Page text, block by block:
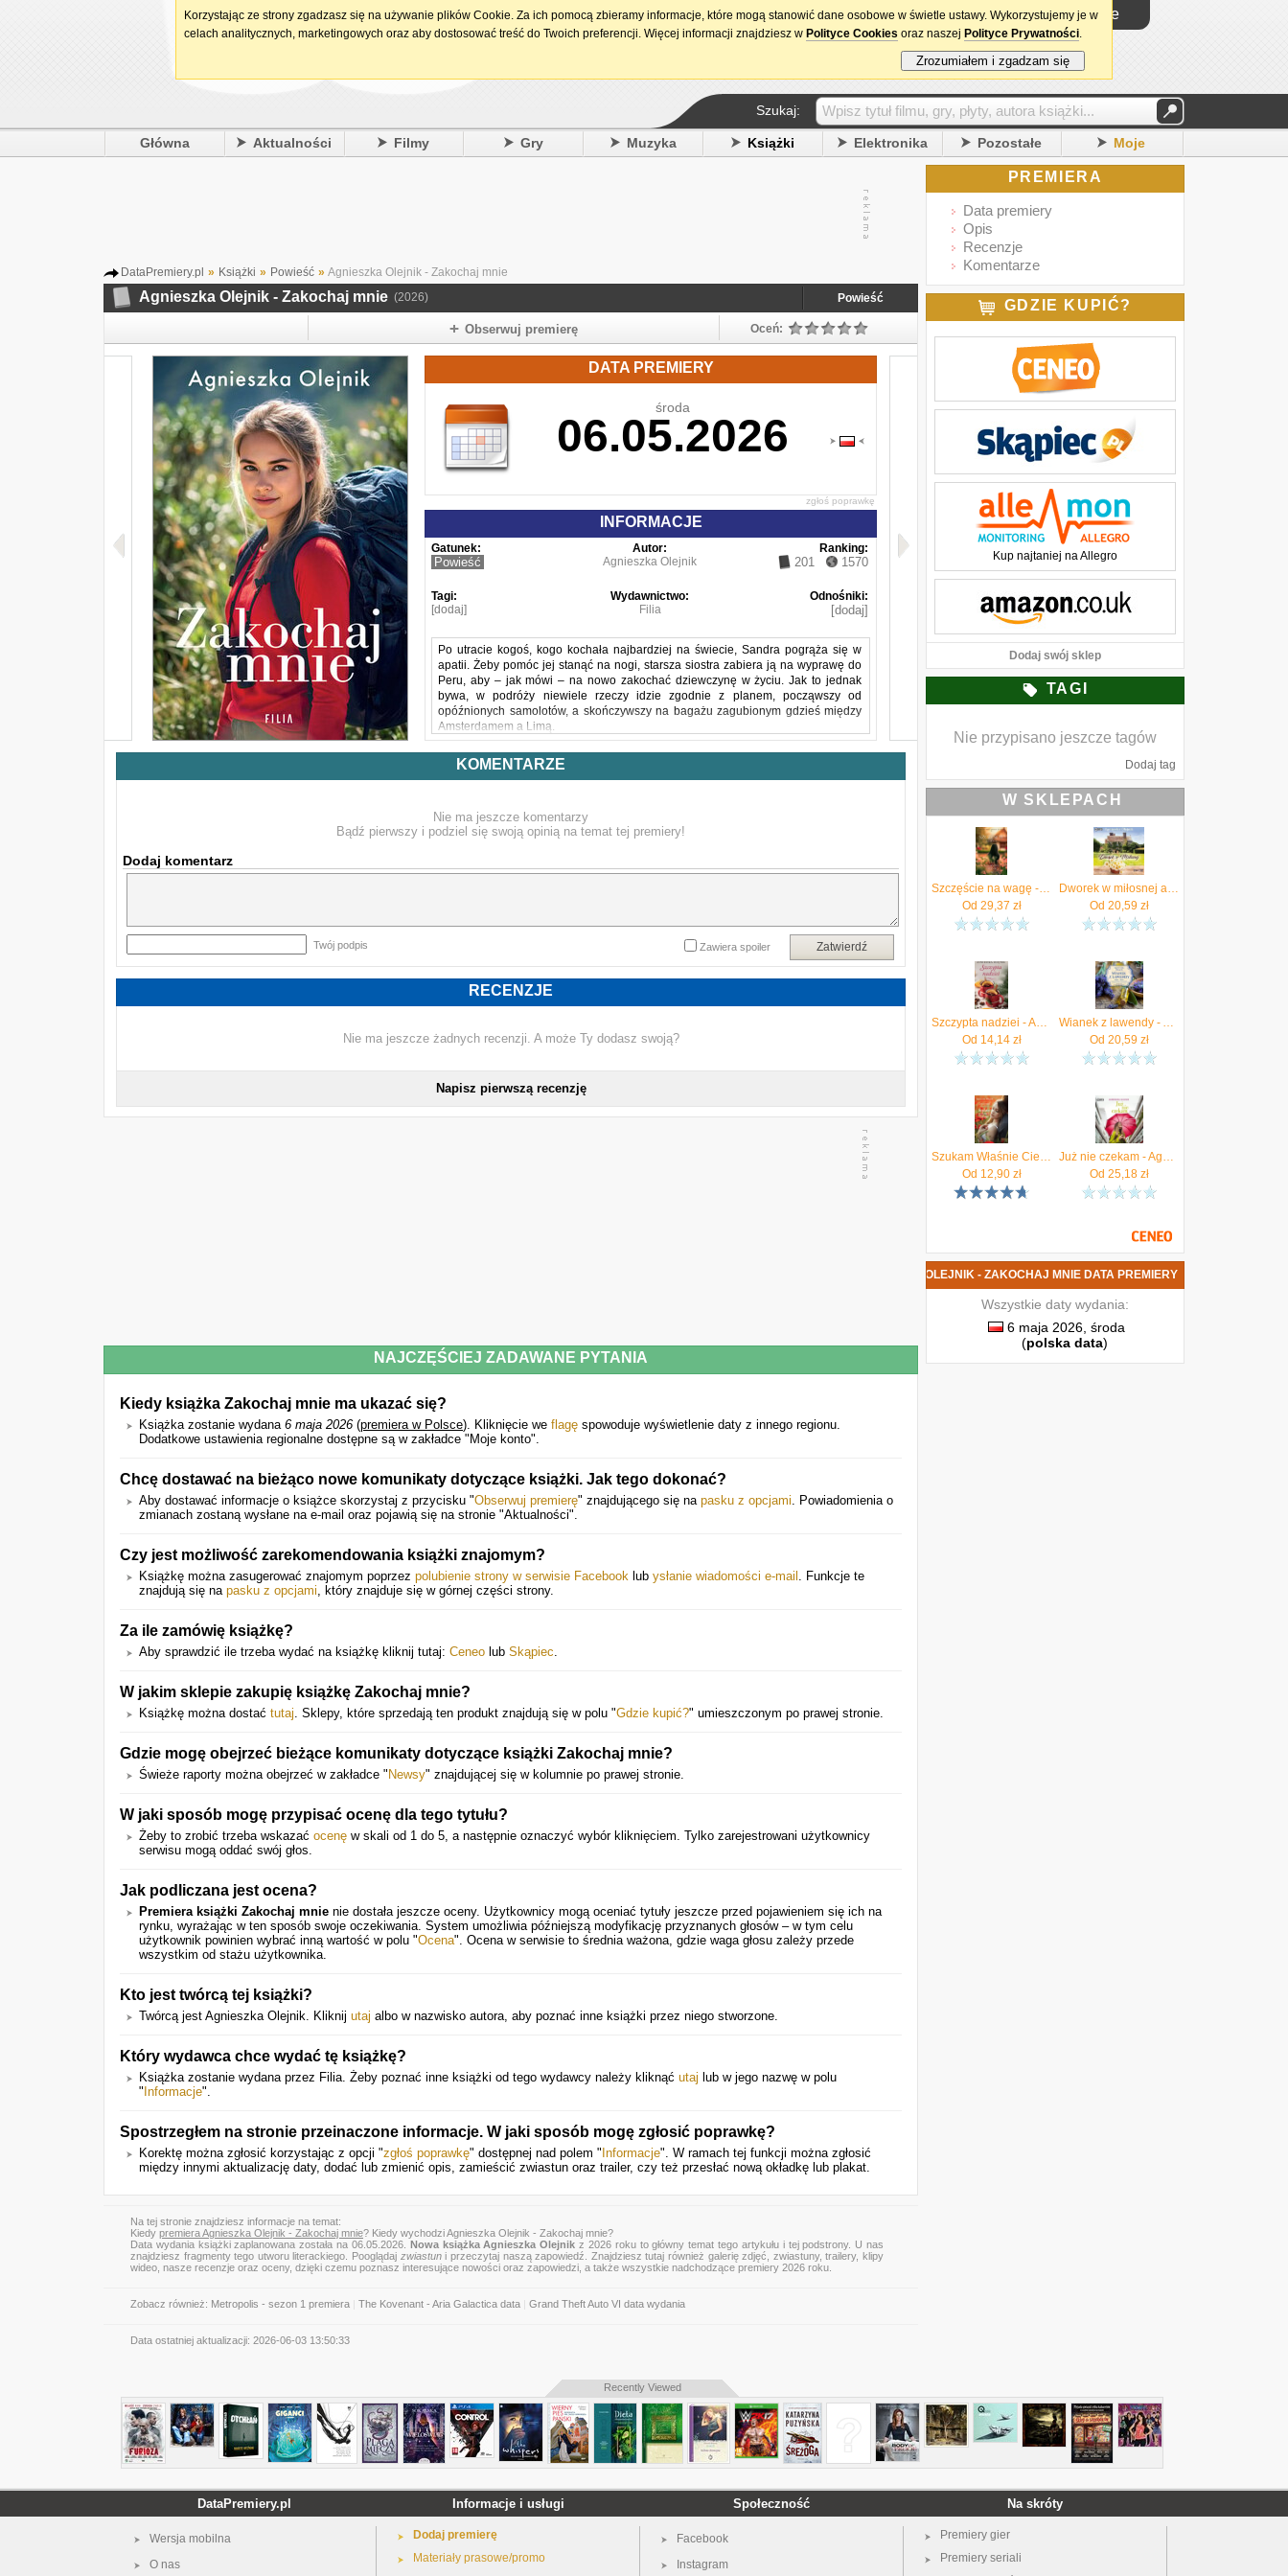
15. urodziny DataPremiery.pl Logowanie
Szukaj:
Główna Aktualności Filmy Gry Muzyka Książki Elektronika Pozostałe Moje
DataPremiery.pl » Książki » Powieść » Agnieszka Olejnik - Zakochaj mnie
Agnieszka Olejnik - Zakochaj mnie (2026) Powieść
Obserwuj premierę Oceń:
DATA PREMIERY
środa
06.05.2026
zgłoś poprawkę
INFORMACJE
Gatunek:
Powieść
Autor:
Agnieszka Olejnik
Ranking:
201 1570
Tagi:
[dodaj]
Wydawnictwo:
Filia
Odnośniki:
[dodaj]
Po utracie kogoś, kogo kochała najbardziej na świecie, Sandra pogrąża się w
apatii. Żeby pomóc jej stanąć na nogi, starsza siostra zabiera ją na wyprawę do
Peru, aby – jak mówi – na nowo zakochać dziewczynę w życiu. Jak to jednak
bywa, w podróży niewiele rzeczy idzie zgodnie z planem, począwszy od
opóźnionych samolotów, a skończywszy na bagażu zagubionym gdzieś między
Amsterdamem a Limą.
Siostrzeństwo, przyjaźń do grobowej deski, samotność, tęsknota i miłość z
KOMENTARZE
Nie ma jeszcze komentarzy
Bądź pierwszy i podziel się swoją opinią na temat tej premiery!
Dodaj komentarz
Twój podpis Zatwierdź
Zawiera spoiler
RECENZJE
Nie ma jeszcze żadnych recenzji. A może Ty dodasz swoją?
Napisz pierwszą recenzję
NAJCZĘŚCIEJ ZADAWANE PYTANIA
Kiedy książka Zakochaj mnie ma ukazać się?
Książka zostanie wydana 6 maja 2026 (premiera w Polsce). Kliknięcie we flagę spowoduje wyświetlenie daty z innego regionu.
Dodatkowe ustawienia regionalne dostępne są w zakładce "Moje konto".
Chcę dostawać na bieżąco nowe komunikaty dotyczące książki. Jak tego dokonać?
Aby dostawać informacje o książce skorzystaj z przycisku "Obserwuj premierę" znajdującego się na pasku z opcjami. Powiadomienia o
zmianach zostaną wysłane na e-mail oraz pojawią się na stronie "Aktualności".
Czy jest możliwość zarekomendowania książki znajomym?
Książkę można zasugerować znajomym poprzez polubienie strony w serwisie Facebook lub ysłanie wiadomości e-mail . Funkcje te
znajdują się na pasku z opcjami, który znajduje się w górnej części strony.
Za ile zamówię książkę?
Aby sprawdzić ile trzeba wydać na książkę kliknij tutaj: Ceneo lub Skąpiec.
W jakim sklepie zakupię książkę Zakochaj mnie?
Książkę można dostać tutaj. Sklepy, które sprzedają ten produkt znajdują się w polu "Gdzie kupić?" umieszczonym po prawej stronie.
Gdzie mogę obejrzeć bieżące komunikaty dotyczące książki Zakochaj mnie?
Świeże raporty można obejrzeć w zakładce " Newsy" znajdującej się w kolumnie po prawej stronie.
W jaki sposób mogę przypisać ocenę dla tego tytułu?
Żeby to zrobić trzeba wskazać ocenę w skali od 1 do 5, a następnie oznaczyć wybór kliknięciem. Tylko zarejestrowani użytkownicy
serwisu mogą oddać swój głos.
Jak podliczana jest ocena?
Premiera książki Zakochaj mnie nie dostała jeszcze oceny. Użytkownicy mogą oceniać tytuły jeszcze przed pojawieniem się ich na
rynku, wyrażając w ten sposób swoje oczekiwania. System umożliwia późniejszą modyfikację przyznanych głosów – w tym celu
użytkownik powinien wybrać inną wartość w polu "Ocena". Ocena w serwisie to średnia ważona, gdzie waga głosu zależy przede
wszystkim od stażu użytkownika.
Kto jest twórcą tej książki?
Twórcą jest Agnieszka Olejnik. Kliknij utaj albo w nazwisko autora, aby poznać inne książki przez niego stworzone.
Który wydawca chce wydać tę książkę?
Książka zostanie wydana przez Filia. Żeby poznać inne książki od tego wydawcy należy kliknąć utaj lub w jego nazwę w polu
" Informacje".
Spostrzegłem na stronie przeinaczone informacje. W jaki sposób mogę zgłosić poprawkę?
Korektę można zgłosić korzystając z opcji "zgłoś poprawkę" dostępnej nad polem " Informacje". W ramach tej funkcji można zgłosić
między innymi aktualizację daty, dodać lub zmienić opis, zamieścić zwiastun oraz trailer, czy też przesłać nową okładkę lub plakat.
Na tej stronie znajdziesz informacje na temat:
Kiedy premiera Agnieszka Olejnik - Zakochaj mnie? Kiedy wychodzi Agnieszka Olejnik - Zakochaj mnie?
Data wydania książki zaplanowana została na 06.05.2026. Nowa książka Agnieszka Olejnik z 2026 roku to główny temat tego artykułu i tej podstrony. U nas
znajdziesz fragmenty tego utworu literackiego. Pooglądaj zwiastuni przeczytaj naszą zapowiedź. Znajdziesz tutaj również galerię zdjęć, zwiastuny, trailery, klipy
wideo, nasze recenzje oraz oceny, dzięki czemu poznasz interesujące nowości oraz zapowiedzi, a także wszystkie nadchodzące premiery 2026 roku.
Zobacz również: Metropolis - sezon 1 premiera The Kovenant - Aria Galactica data Grand Theft Auto VI data wydania
Data ostatniej aktualizacji: 2026-06-03 13:50:33
PREMIERA
Data premiery
Opis
Recenzje
Komentarze
GDZIE KUPIĆ?
Kup najtaniej na Allegro
Dodaj swój sklep
TAGI
Nie przypisano jeszcze tagów
Dodaj tag
W SKLEPACH
Szczęście na wagę - Agnieszka Olejnik [KSIĄŻKA]
Od 29,37 zł
Dworek w miłosnej audiobook Agnieszka Olejnik
Od 20,59 zł
Szczypta nadziei - Agnieszka Olejnik [KSIĄŻKA]
Od 14,14zł
Wianek z lawendy - Agnieszka Olejnik [AUDIOBOOK]
Od 20,59 zł
Szukam Właśnie Ciebie - Agnieszka Olejnik
Od 12,90zł
Już nie czekam - Agnieszka Olejnik [AUDIOBOOK]
Od 25,18zł
NOWA KSIĄŻKA AGNIESZKA OLEJNIK - ZAKOCHAJ MNIE DATA PREMIERY
Wszystkie daty wydania:
6 maja 2026, środa
(polska data)
Recently Viewed
DataPremiery.pl
Wersja mobilna
O nas
Informacje i usługi
Dodaj premierę
Materiały prasowe/promo
Społeczność
Facebook
Instagram
Na skróty
Premiery gier
Premiery seriali
Korzystając ze strony zgadzasz się na używanie plików Cookie. Za ich pomocą zbieramy informacje, które mogą stanowić dane osobowe w świetle ustawy. Wykorzystujemy je w
celach analitycznych, marketingowych oraz aby dostosować treść do Twoich preferencji. Więcej informacji znajdziesz w Polityce Cookies oraz naszej Polityce Prywatności.
Zrozumiałem i zgadzam się